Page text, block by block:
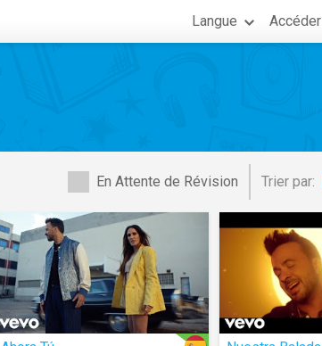
Langue Accéder
En Attente de Révision Trier par: